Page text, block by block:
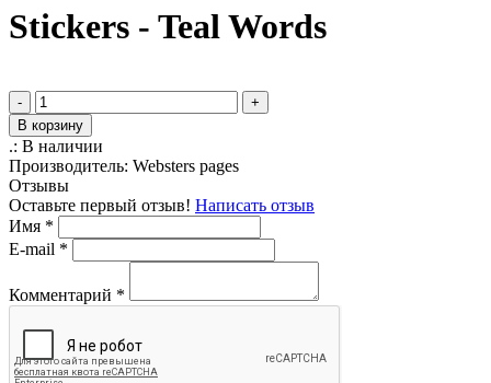
Stickers - Teal Words
-
+
В корзину
.: В наличии
Производитель: Websters pages
Отзывы
Оставьте первый отзыв! Написать отзыв
Имя *
E-mail *
Комментарий *